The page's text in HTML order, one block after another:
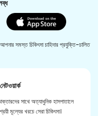
সমস্ত চিকিৎসা চাহিদার প্রযুক্তি-চালিত
সাথে অত্যাধুনিক হাসপাতালে
মূল্যের খরচে সেরা চিকিৎসা।